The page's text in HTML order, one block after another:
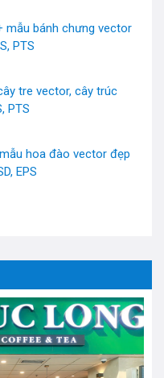
mẫu bánh chưng vector
PTS
tre vector, cây trúc
PTS
hoa đào vector đẹp
EPS